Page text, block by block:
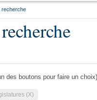
recherche
des boutons pour faire un choix)
(X)